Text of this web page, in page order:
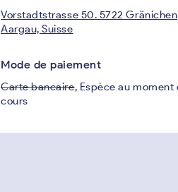
Vorstadtstrasse 50. 5722
Aargau, Suisse
Mode de paiement
Carte bancaire, Espèce au moment
cours